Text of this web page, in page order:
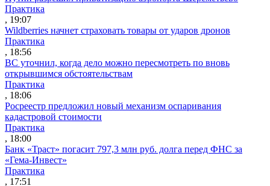
Практика
, 19:07
Wildberries начнет страховать товары от ударов дронов
Практика
, 18:56
ВС уточнил, когда дело можно пересмотреть по вновь
открывшимся обстоятельствам
Практика
, 18:06
Росреестр предложил новый механизм оспаривания
кадастровой стоимости
Практика
, 18:00
Банк «Траст» погасит 797,3 млн руб. долга перед ФНС за
«Гема-Инвест»
Практика
, 17:51